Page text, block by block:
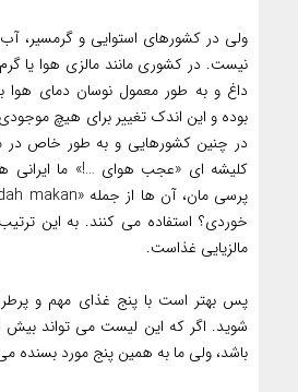
ولی در کشورهای استوایی و گرمسیر،
نیست. در کشوری مانند مالزی هوا یا
بوده و این اندک تغییر برای هیچ
در چنین کشورهایی و به طور خاص در
کلیشه ای «عجب هوای …!» ما ایرانی
خوردی؟ استفاده می کنند. به این
مالزیایی غذاست.
پس بهتر است با پنج غذای مهم و
شوید. اگر که این لیست می تواند بیش
باشد، ولی ما به همین پنج مورد بسنده